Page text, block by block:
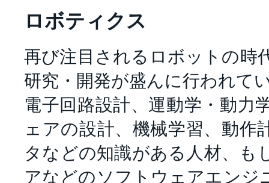
ロボティクス
再び注目されるロボットの時
研究・開発が盛んに行われて
電子回路設計、運動学・動力
ェアの設計、機械学習、動作
タなどの知識がある人材、も
アなどのソフトウェアエンジ